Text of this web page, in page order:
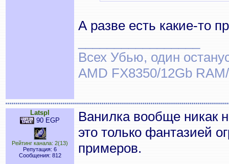
А разве есть какие-то
Всех Убью, один
AMD FX8350/12Gb
Latspl
90 EGP
Рейтинг канала: 2(13)
Репутация: 6
Сообщения: 812
Ванилка вообще никак
это только фантазией
примеров.